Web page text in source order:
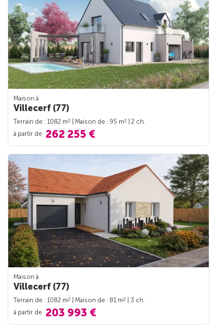
Maison à
Villecerf (77)
Terrain de : 1082 m2 | Maison de : 95 m2
| 2 ch.
à partir de 262 255 €
Maison à
Villecerf (77)
Terrain de : 1082 m2 | Maison de : 81 m2
| 3 ch.
à partir de 203 993 €